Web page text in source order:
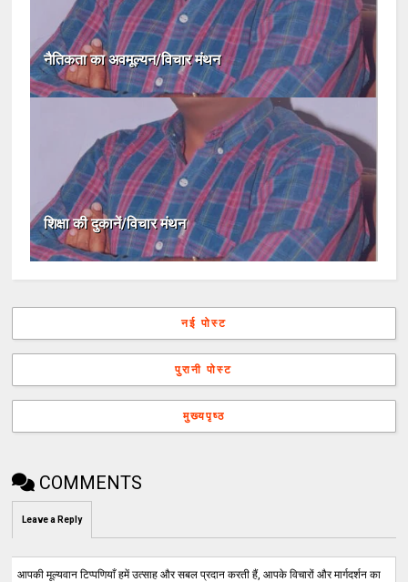
नैतिकता का अवमूल्यन/विचार मंथन
शिक्षा की दुकानें/विचार मंथन
नई पोस्ट
पुरानी पोस्ट
मुख्यपृष्ठ
COMMENTS
Leave a Reply
आपकी मूल्यवान टिप्पणियाँ हमें उत्साह और सबल प्रदान करती हैं, आपके विचारों और मार्गदर्शन का